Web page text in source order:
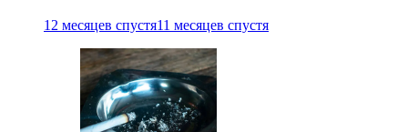
12 месяцев спустя11 месяцев спустя